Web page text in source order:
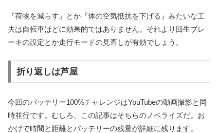
『荷物を減らす』とか『体の空気抵抗を下げる』みたいな工
夫は自転車ほどに効果的ではありません。それより回生ブレ
ーキの設定とか走行モードの見直しが有効でしょう。
折り返しは芦屋
今回のバッテリー100%チャレンジはYouTubeの動画撮影と同
時並行です。むしろ、この記事はそちらのノベライズだ。お
かげで時間と距離とバッテリーの残量が詳細に残ります。